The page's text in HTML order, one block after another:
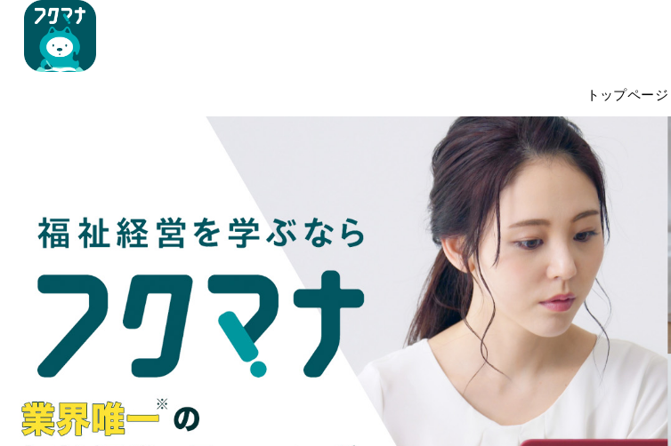
トップページ